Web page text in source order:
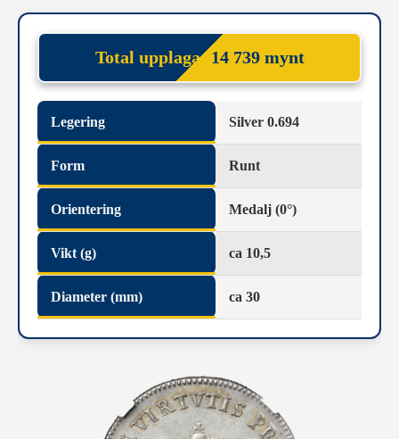
Total upplaga: 14 739 mynt
Legering Silver 0.694
Form Runt
Orientering Medalj (0°)
Vikt (g) ca 10,5
Diameter (mm) ca 30